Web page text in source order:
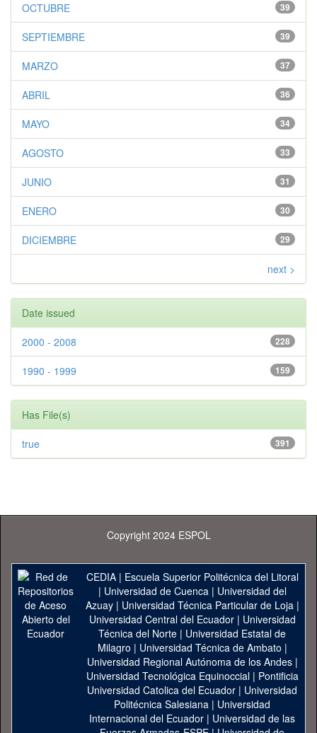
39
OCTUBRE
39
SEPTIEMBRE
37
MARZO
36
ABRIL
34
MAYO
33
AGOSTO
31
JUNIO
30
ENERO
29
DICIEMBRE
next >
Date issued
228
2000 - 2008
159
1990 - 1999
Has File(s)
391
true
Copyright 2024 ESPOL
CEDIA| Escuela Superior Politécnica del Litoral
| Universidad de Cuenca| Universidad del
Azuay| Universidad Técnica Particular de Loja|
Universidad Central del Ecuador| Universidad
Técnica del Norte | Universidad Estatal de
Milagro | Universidad Técnica de Ambato |
Universidad Regional Autónoma de los Andes|
Universidad Tecnológica Equinoccial| Pontificia
Universidad Catolica del Ecuador | Universidad
Politécnica Salesiana | Universidad
Internacional del Ecuador | Universidad de las